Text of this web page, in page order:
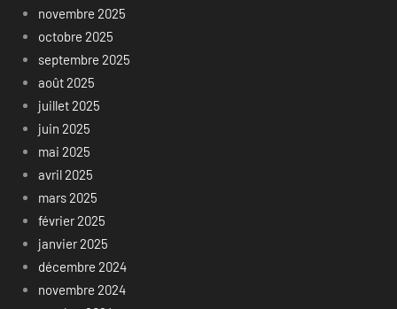
novembre 2025
octobre 2025
septembre 2025
août 2025
juillet 2025
juin 2025
mai 2025
avril 2025
mars 2025
février 2025
janvier 2025
décembre 2024
novembre 2024